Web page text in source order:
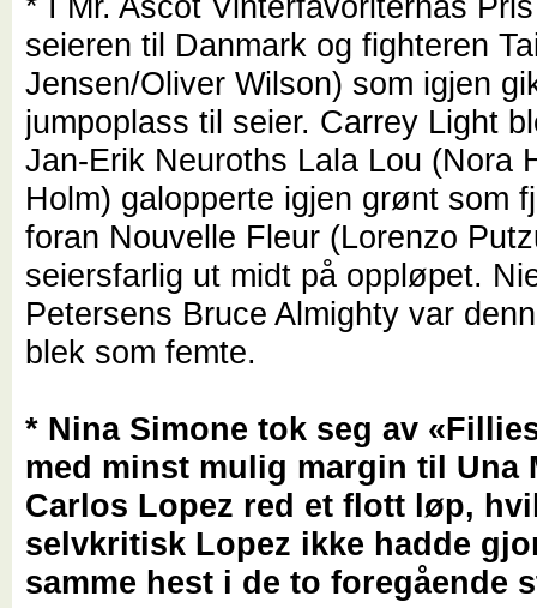
seieren til Danmark og fighteren
Jensen/Oliver Wilson) som igjen
jumpoplass til seier. Carrey Light
Jan-Erik Neuroths Lala Lou (Nora
Holm) galopperte igjen grønt som
foran Nouvelle Fleur (Lorenzo
seiersfarlig ut midt på oppløpet.
Petersens Bruce Almighty var
blek som femte.
* Nina Simone tok seg av
med minst mulig margin til Una
Carlos Lopez red et flott løp,
selvkritisk Lopez ikke hadde
samme hest i de to foregående